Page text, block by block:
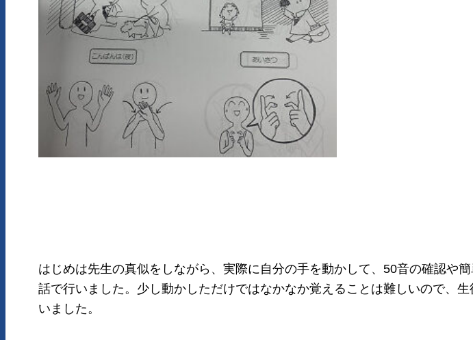
はじめは先生の真似をしながら、実際に自分の手を動かして、50音の確認や
話で行いました。少し動かしただけではなかなか覚えることは難しいので、
いました。